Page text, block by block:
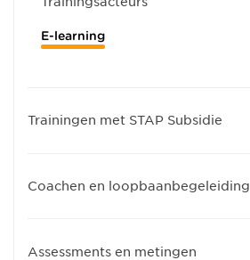
E-learning
Trainingen met STAP Subsidie
Coachen en loopbaanbegeleiding
Assessments en metingen